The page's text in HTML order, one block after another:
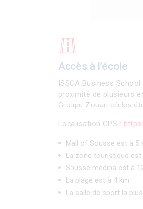
Accès à l’école
ISSCA Business
proximité de plusieurs
Groupe Zouari où les
Localisation GPS :
Mall of Sousse est à 5
La zone touristique est
Sousse médina est à
La plage est à 4 km
La salle de sport la